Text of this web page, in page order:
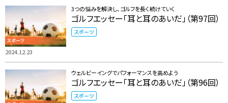
2024.12.23
3つの悩みを解決し、ゴルフを長く続けていく
ゴルフエッセー「耳と耳のあいだ」（第97回）
スポーツ
ウェルビーイングでパフォーマンスを高めよう
ゴルフエッセー「耳と耳のあいだ」（第96回）
スポーツ